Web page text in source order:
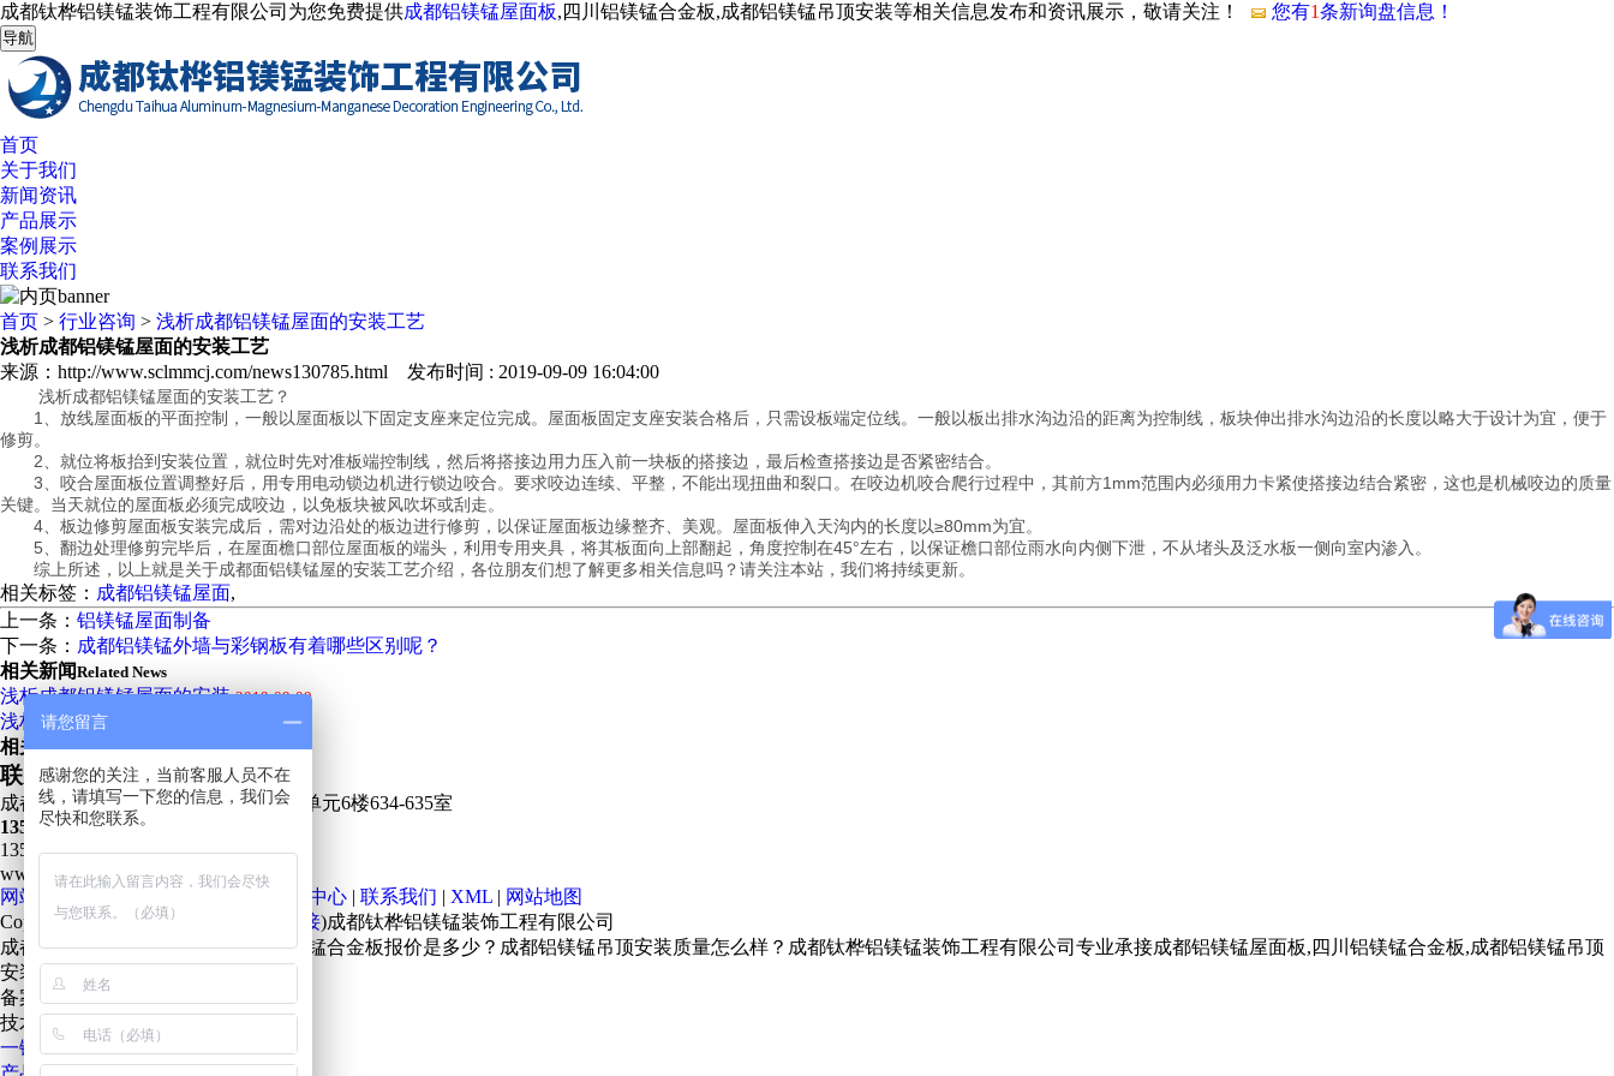
成都钛桦铝镁锰装饰工程有限公司为您免费提供成都铝镁锰屋面板,四川铝镁锰合金板,成都铝镁锰吊顶安装等相关信息发布和资讯展示，敬请关注！ 您有1条新询盘信息！
导航
首页
关于我们
新闻资讯
产品展示
案例展示
联系我们
首页 > 行业咨询 > 浅析成都铝镁锰屋面的安装工艺
浅析成都铝镁锰屋面的安装工艺
来源：http://www.sclmmcj.com/news130785.html 发布时间 : 2019-09-09 16:04:00
浅析成都铝镁锰屋面的安装工艺？
1、放线屋面板的平面控制，一般以屋面板以下固定支座来定位完成。屋面板固定支座安装合格后，只需设板端定位线。一般以板出排水沟边沿的距离为控制线，板块伸出排水沟边沿的长度以略大于设计为宜，便于
修剪。
2、就位将板抬到安装位置，就位时先对准板端控制线，然后将搭接边用力压入前一块板的搭接边，最后检查搭接边是否紧密结合。
3、咬合屋面板位置调整好后，用专用电动锁边机进行锁边咬合。要求咬边连续、平整，不能出现扭曲和裂口。在咬边机咬合爬行过程中，其前方1mm范围内必须用力卡紧使搭接边结合紧密，这也是机械咬边的质量
关键。当天就位的屋面板必须完成咬边，以免板块被风吹坏或刮走。
4、板边修剪屋面板安装完成后，需对边沿处的板边进行修剪，以保证屋面板边缘整齐、美观。屋面板伸入天沟内的长度以≥80mm为宜。
5、翻边处理修剪完毕后，在屋面檐口部位屋面板的端头，利用专用夹具，将其板面向上部翻起，角度控制在45°左右，以保证檐口部位雨水向内侧下泄，不从堵头及泛水板一侧向室内渗入。
综上所述，以上就是关于成都面铝镁锰屋的安装工艺介绍，各位朋友们想了解更多相关信息吗？请关注本站，我们将持续更新。
相关标签： 成都铝镁锰屋面,
上一条： 铝镁锰屋面制备
下一条： 成都铝镁锰外墙与彩钢板有着哪些区别呢？
相关新闻Related News
浅析成都铝镁锰屋面的安装 2019-09-09
浅析成都铝镁锰屋面在设计 2019-09-09
相关产品Recent products
联系我们 Contact US
成都市武侯区武侯万达广场 万公馆2单元6楼634-635室
13551083513
13551083513 / 24 Hours 服务
www.sclmmcj.com
网站首页
产品中心 | 联系我们 | XML | 网站地图
Copyright©www.sclmmcj.com(
复制链接)成都钛桦铝镁锰装饰工程有限公司
成都铝镁锰屋面板哪家好？四川铝镁锰合金板报价是多少？成都铝镁锰吊顶安装质量怎么样？成都钛桦铝镁锰装饰工程有限公司专业承接成都铝镁锰屋面板,四川铝镁锰合金板,成都铝镁锰吊顶
安装,电话:13551083513
备案号：
蜀ICP备16034412号-5
技术支持:
一键拨号
请您留言
感谢您的关注，当前客服人员不在
线，请填写一下您的信息，我们会
尽快和您联系。